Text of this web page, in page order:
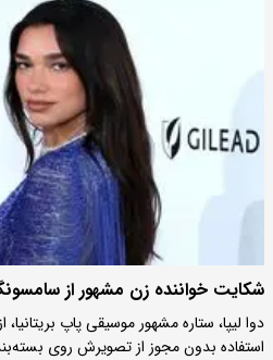
شکایت خواننده زن مشهور از
دوا لیپا، ستاره مشهور موسیقی پاپ
استفاده بدون مجوز از تصویرش روی